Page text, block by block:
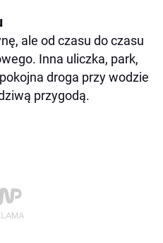
ale od czasu do czasu
Inna uliczka, park,
droga przy wodzie
przygodą.